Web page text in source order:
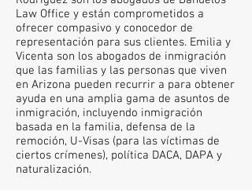
Law Office y están comprometidos a
ofrecer compasivo y conocedor de
representación para sus clientes. Emilia y
Vicenta son los abogados de inmigración
que las familias y las personas que viven
en Arizona pueden recurrir a para obtener
ayuda en una amplia gama de asuntos de
inmigración, incluyendo inmigración
basada en la familia, defensa de la
remoción, U-Visas (para las víctimas de
ciertos crímenes), política DACA, DAPA y
naturalización.